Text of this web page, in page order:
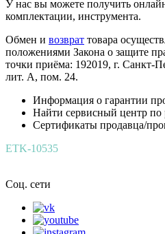
У нас вы можете получить
комплектации, инструмента.
Обмен и возврат товара
положениями Закона о защите
точки приёма: 192019, г. Санкт-
лит. А, пом. 24.
Информация о гарантии
Найти сервисный центр по
Сертификаты продавца/
ETK-10535
Соц. сети